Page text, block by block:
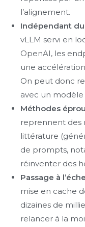
l’alignement.
Indépendant
vLLM servi en
OpenAI, les
une
On peut donc
avec un
Méthodes
reprennent des
littérature
de prompts,
réinventer des
Passage à
mise en cache
dizaines de
relancer à la